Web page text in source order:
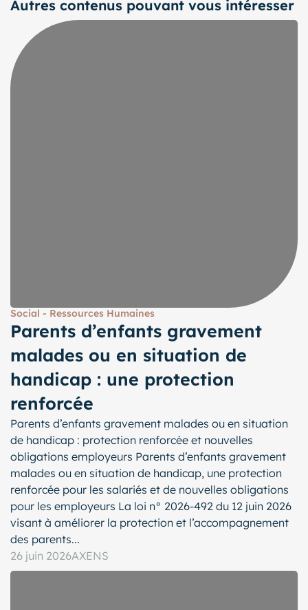
Autres contenus pouvant vous intéresser
Social - Ressources Humaines
Parents d’enfants gravement
malades ou en situation de
handicap : une protection
renforcée
Parents d’enfants gravement malades ou en situation
de handicap : protection renforcée et nouvelles
obligations employeurs Parents d’enfants gravement
malades ou en situation de handicap, une protection
renforcée pour les salariés et de nouvelles obligations
pour les employeurs La loi n° 2026-492 du 12 juin 2026
visant à améliorer la protection et l’accompagnement
des parents...
26 juin 2026AXENS